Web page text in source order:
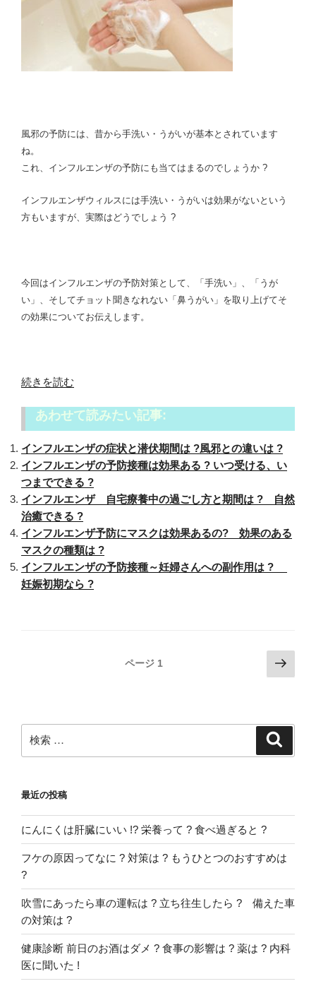
?”
風邪の予防には、昔から手洗い・うがいが基本とされています
ね。
これ、インフルエンザの予防にも当てはまるのでしょうか ?
インフルエンザウィルスには手洗い・うがいは効果がないという
方もいますが、実際はどうでしょう ?
今回はインフルエンザの予防対策として、「手洗い」、「うが
い」、そしてチョット聞きなれない「鼻うがい」を取り上げてそ
の効果についてお伝えします。
“イ
ル
エ
ン
ザ
の
予
防
手
洗
い・
鼻
う
い
の
続きを読む
あわせて読みたい記事:
インフルエンザの症状と潜伏期間は ?風邪との違いは ?
インフルエンザの予防接種は効果ある ? いつ受ける、い
つまでできる ?
インフルエンザ 自宅療養中の過ごし方と期間は ? 自然
治癒できる ?
インフルエンザ予防にマスクは効果あるの? 効果のある
マスクの種類は ?
インフルエンザの予防接種～妊婦さんへの副作用は ?
妊娠初期なら ?
ゲ
ー
ョ
ン
ページ 1
次
の
ジ
検
索:
最近の投稿
にんにくは肝臓にいい !? 栄養って ? 食べ過ぎると ?
フケの原因ってなに ? 対策は ? もうひとつのおすすめは
?
吹雪にあったら車の運転は ? 立ち往生したら ? 備えた車
の対策は ?
健康診断 前日のお酒はダメ ? 食事の影響は ? 薬は ? 内科
医に聞いた !